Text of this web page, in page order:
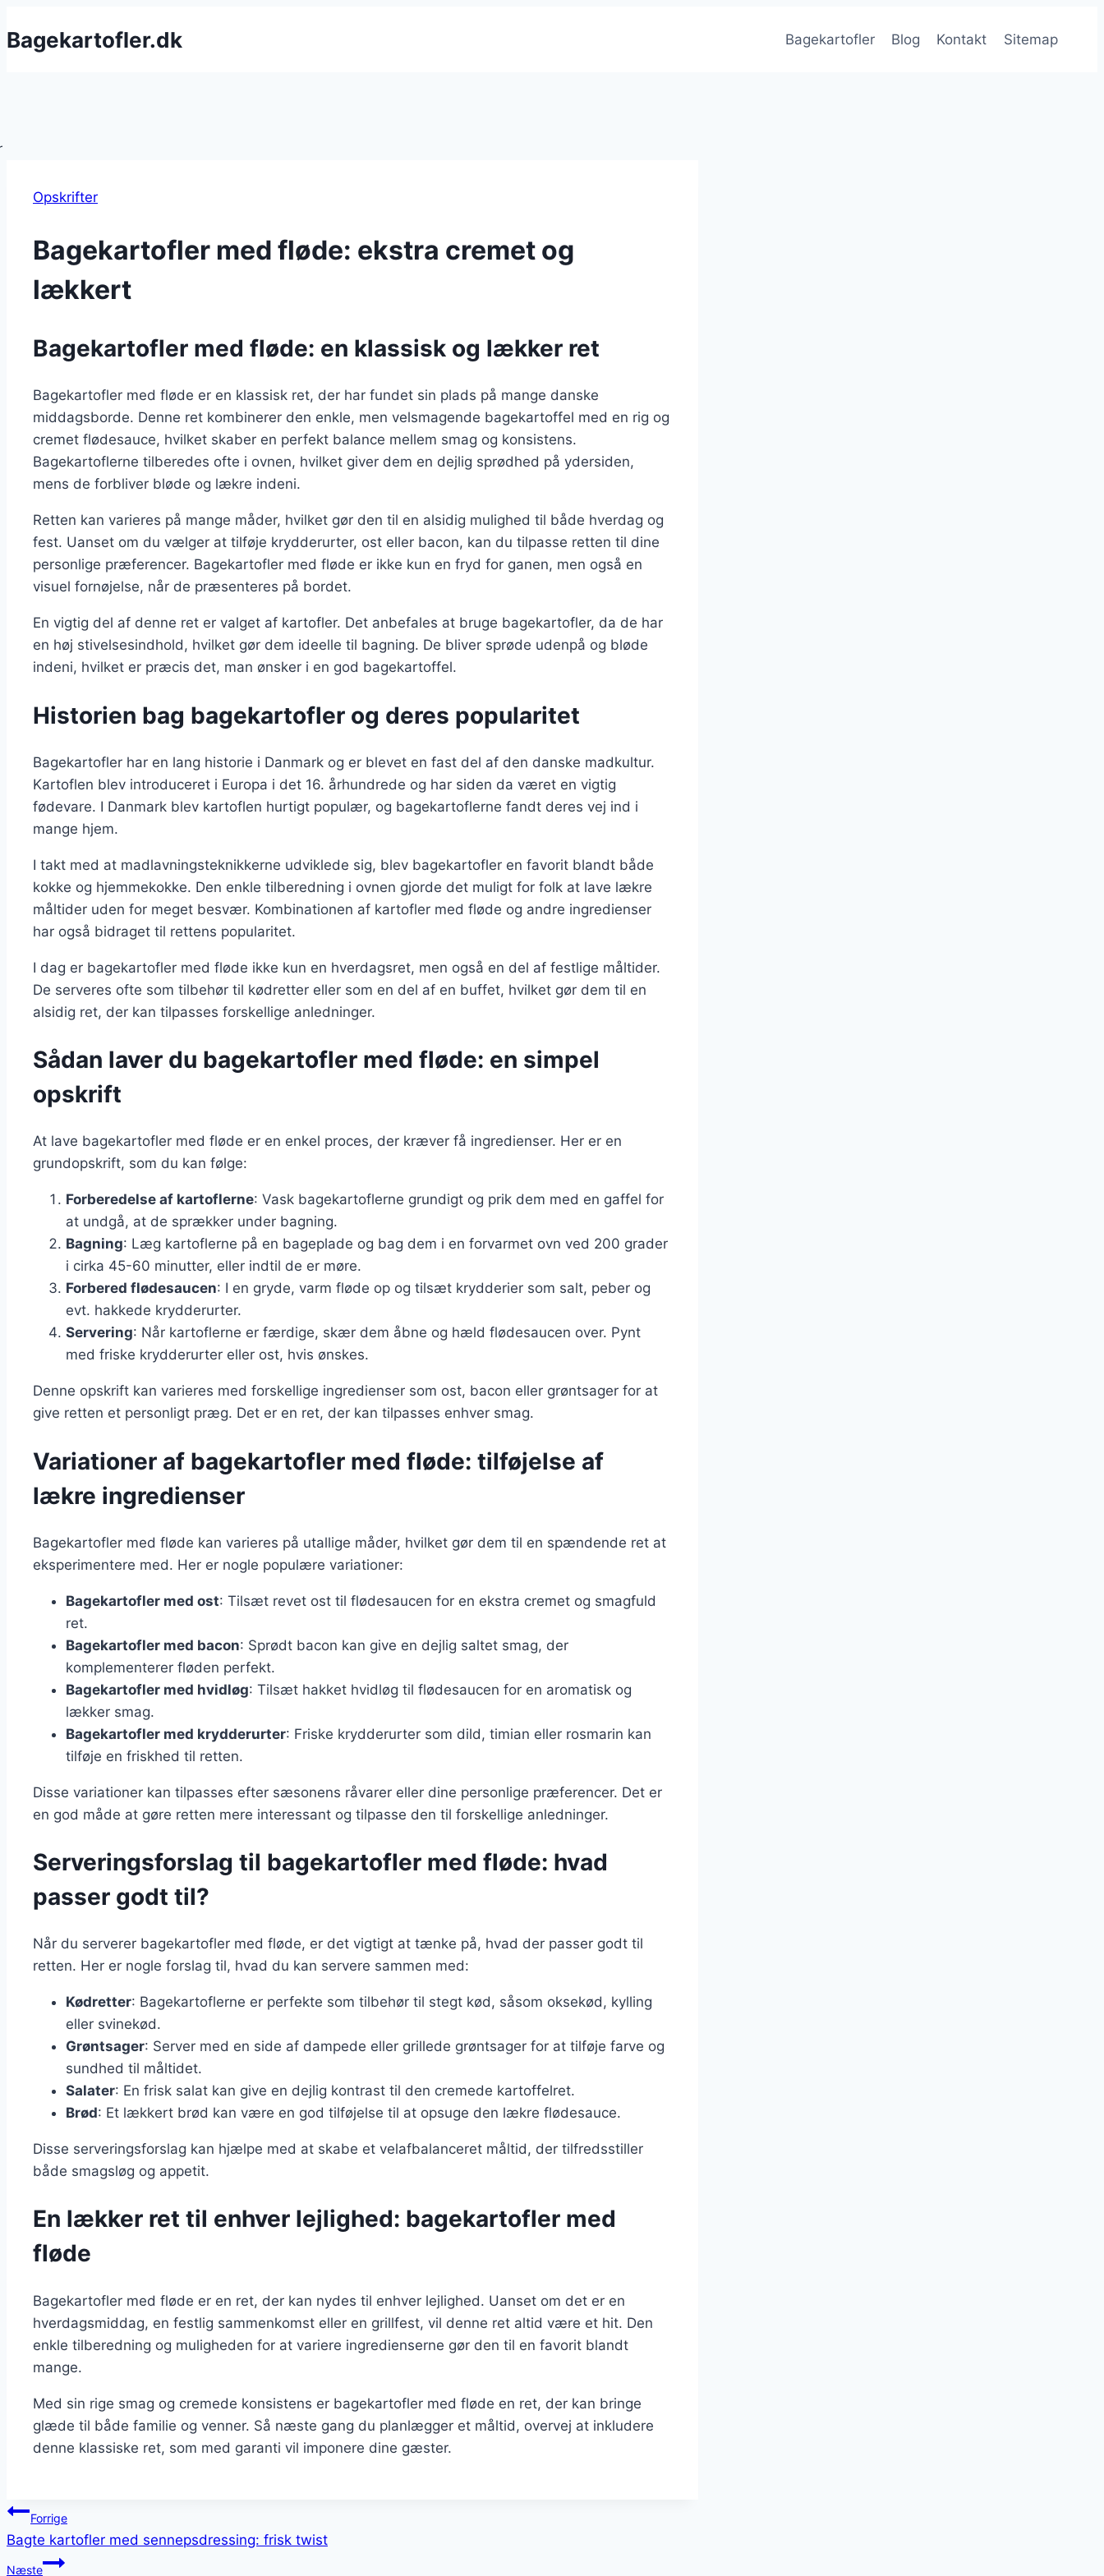
til
Bagekartofler.dk Bagekartofler Blog Kontakt Sitemap
Opskrifter
Bagekartofler med fløde: ekstra cremet og
lækkert
Bagekartofler med fløde: en klassisk og lækker ret
Bagekartofler med fløde er en klassisk ret, der har fundet sin plads på mange danske
middagsborde. Denne ret kombinerer den enkle, men velsmagende bagekartoffel med en rig og
cremet flødesauce, hvilket skaber en perfekt balance mellem smag og konsistens.
Bagekartoflerne tilberedes ofte i ovnen, hvilket giver dem en dejlig sprødhed på ydersiden,
mens de forbliver bløde og lækre indeni.
Retten kan varieres på mange måder, hvilket gør den til en alsidig mulighed til både hverdag og
fest. Uanset om du vælger at tilføje krydderurter, ost eller bacon, kan du tilpasse retten til dine
personlige præferencer. Bagekartofler med fløde er ikke kun en fryd for ganen, men også en
visuel fornøjelse, når de præsenteres på bordet.
En vigtig del af denne ret er valget af kartofler. Det anbefales at bruge bagekartofler, da de har
en høj stivelsesindhold, hvilket gør dem ideelle til bagning. De bliver sprøde udenpå og bløde
indeni, hvilket er præcis det, man ønsker i en god bagekartoffel.
Historien bag bagekartofler og deres popularitet
Bagekartofler har en lang historie i Danmark og er blevet en fast del af den danske madkultur.
Kartoflen blev introduceret i Europa i det 16. århundrede og har siden da været en vigtig
fødevare. I Danmark blev kartoflen hurtigt populær, og bagekartoflerne fandt deres vej ind i
mange hjem.
I takt med at madlavningsteknikkerne udviklede sig, blev bagekartofler en favorit blandt både
kokke og hjemmekokke. Den enkle tilberedning i ovnen gjorde det muligt for folk at lave lækre
måltider uden for meget besvær. Kombinationen af kartofler med fløde og andre ingredienser
har også bidraget til rettens popularitet.
I dag er bagekartofler med fløde ikke kun en hverdagsret, men også en del af festlige måltider.
De serveres ofte som tilbehør til kødretter eller som en del af en buffet, hvilket gør dem til en
alsidig ret, der kan tilpasses forskellige anledninger.
Sådan laver du bagekartofler med fløde: en simpel
opskrift
At lave bagekartofler med fløde er en enkel proces, der kræver få ingredienser. Her er en
grundopskrift, som du kan følge:
Forberedelse af kartoflerne: Vask bagekartoflerne grundigt og prik dem med en gaffel for
at undgå, at de sprækker under bagning.
Bagning: Læg kartoflerne på en bageplade og bag dem i en forvarmet ovn ved 200 grader
i cirka 45-60 minutter, eller indtil de er møre.
Forbered flødesaucen: I en gryde, varm fløde op og tilsæt krydderier som salt, peber og
evt. hakkede krydderurter.
Servering: Når kartoflerne er færdige, skær dem åbne og hæld flødesaucen over. Pynt
med friske krydderurter eller ost, hvis ønskes.
Denne opskrift kan varieres med forskellige ingredienser som ost, bacon eller grøntsager for at
give retten et personligt præg. Det er en ret, der kan tilpasses enhver smag.
Variationer af bagekartofler med fløde: tilføjelse af
lækre ingredienser
Bagekartofler med fløde kan varieres på utallige måder, hvilket gør dem til en spændende ret at
eksperimentere med. Her er nogle populære variationer:
Bagekartofler med ost: Tilsæt revet ost til flødesaucen for en ekstra cremet og smagfuld
ret.
Bagekartofler med bacon: Sprødt bacon kan give en dejlig saltet smag, der
komplementerer fløden perfekt.
Bagekartofler med hvidløg: Tilsæt hakket hvidløg til flødesaucen for en aromatisk og
lækker smag.
Bagekartofler med krydderurter: Friske krydderurter som dild, timian eller rosmarin kan
tilføje en friskhed til retten.
Disse variationer kan tilpasses efter sæsonens råvarer eller dine personlige præferencer. Det er
en god måde at gøre retten mere interessant og tilpasse den til forskellige anledninger.
Serveringsforslag til bagekartofler med fløde: hvad
passer godt til?
Når du serverer bagekartofler med fløde, er det vigtigt at tænke på, hvad der passer godt til
retten. Her er nogle forslag til, hvad du kan servere sammen med:
Kødretter: Bagekartoflerne er perfekte som tilbehør til stegt kød, såsom oksekød, kylling
eller svinekød.
Grøntsager: Server med en side af dampede eller grillede grøntsager for at tilføje farve og
sundhed til måltidet.
Salater: En frisk salat kan give en dejlig kontrast til den cremede kartoffelret.
Brød: Et lækkert brød kan være en god tilføjelse til at opsuge den lækre flødesauce.
Disse serveringsforslag kan hjælpe med at skabe et velafbalanceret måltid, der tilfredsstiller
både smagsløg og appetit.
En lækker ret til enhver lejlighed: bagekartofler med
fløde
Bagekartofler med fløde er en ret, der kan nydes til enhver lejlighed. Uanset om det er en
hverdagsmiddag, en festlig sammenkomst eller en grillfest, vil denne ret altid være et hit. Den
enkle tilberedning og muligheden for at variere ingredienserne gør den til en favorit blandt
mange.
Med sin rige smag og cremede konsistens er bagekartofler med fløde en ret, der kan bringe
glæde til både familie og venner. Så næste gang du planlægger et måltid, overvej at inkludere
denne klassiske ret, som med garanti vil imponere dine gæster.
Indlægsnavigation
Forrige
Bagte kartofler med sennepsdressing: frisk twist
Næste